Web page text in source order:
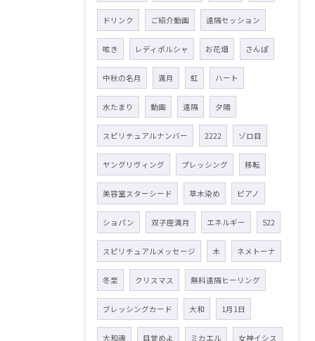
ドリンク ご紹介動画 遠隔セッション
呟き レディポルシャ お花畑 さんぽ
中秋の名月 満月 虹 ハート
水たまり 動画 遠隔 夕陽
スピリチュアルナンバー 2222 ゾロ目
ヤングリヴィング プレッシング 移転
美容室スターシード 草木染め ピアノ
ショパン 双子座満月 エネルギー 522
スピリチュアルメッセージ 木 ネメトーナ
冬至 クリスマス 無料遠隔ヒーリング
ブレッシングカード 大和 1月1日
大和魂 目覚めよ ミカエル 女神イシス